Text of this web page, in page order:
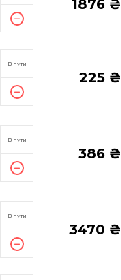
1876 ₴
В пути
225 ₴
В пути
386 ₴
В пути
3470 ₴